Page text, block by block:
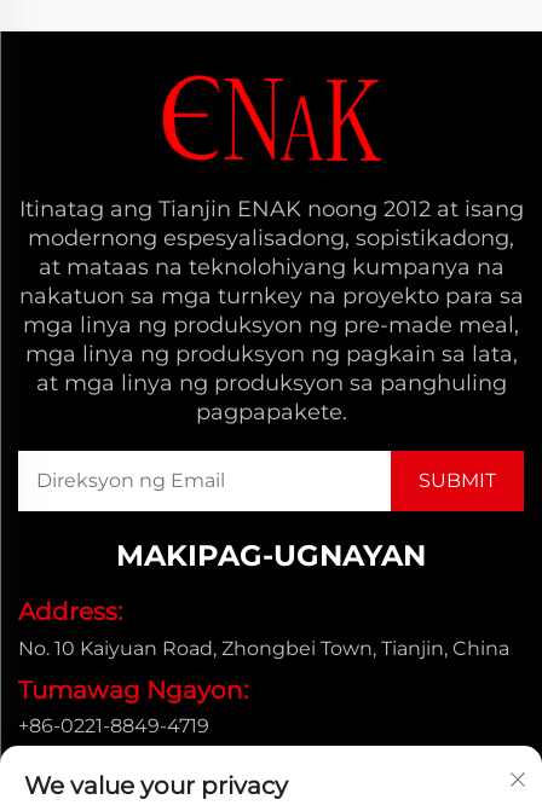
Itinatag ang Tianjin ENAK noong 2012 at isang
modernong espesyalisadong, sopistikadong,
at mataas na teknolohiyang kumpanya na
nakatuon sa mga turnkey na proyekto para sa
mga linya ng produksyon ng pre-made meal,
mga linya ng produksyon ng pagkain sa lata,
at mga linya ng produksyon sa panghuling
pagpapakete.
MAKIPAG-UGNAYAN
Address:
No. 10 Kaiyuan Road, Zhongbei Town, Tianjin, China
Tumawag Ngayon:
+86-0221-8849-4719
[email protected]
We value your privacy